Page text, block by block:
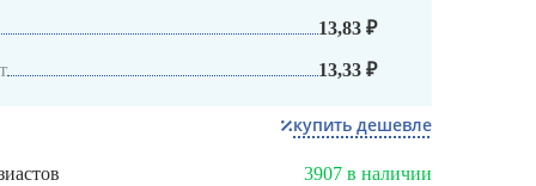
13,83 ₽
13,33 ₽
купить дешевле
3907 в наличии